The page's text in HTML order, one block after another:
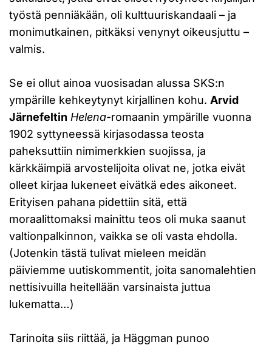
työstä penniäkään, oli kulttuuriskandaali – ja
monimutkainen, pitkäksi venynyt oikeusjuttu –
valmis.
Se ei ollut ainoa vuosisadan alussa SKS:n
ympärille kehkeytynyt kirjallinen kohu. Arvid
Järnefeltin Helena-romaanin ympärille vuonna
1902 syttyneessä kirjasodassa teosta
paheksuttiin nimimerkkien suojissa, ja
kärkkäimpiä arvostelijoita olivat ne, jotka eivät
olleet kirjaa lukeneet eivätkä edes aikoneet.
Erityisen pahana pidettiin sitä, että
moraalittomaksi mainittu teos oli muka saanut
valtionpalkinnon, vaikka se oli vasta ehdolla.
(Jotenkin tästä tulivat mieleen meidän
päiviemme uutiskommentit, joita sanomalehtien
nettisivuilla heitellään varsinaista juttua
lukematta…)
Tarinoita siis riittää, ja Häggman punoo